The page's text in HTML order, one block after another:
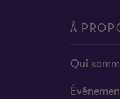
À
Qui